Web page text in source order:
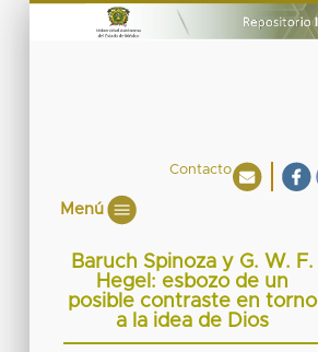
Contacto
Menú
Baruch Spinoza y G. W. F.
Hegel: esbozo de un
posible contraste en torno
a la idea de Dios